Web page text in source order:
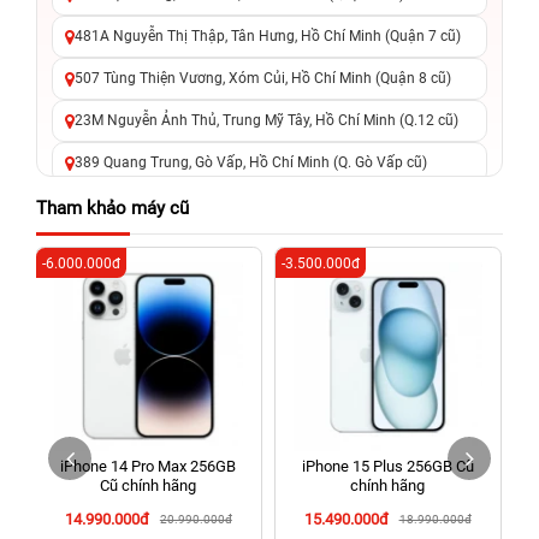
481A Nguyễn Thị Thập, Tân Hưng, Hồ Chí Minh (Quận 7 cũ)
507 Tùng Thiện Vương, Xóm Củi, Hồ Chí Minh (Quận 8 cũ)
23M Nguyễn Ảnh Thủ, Trung Mỹ Tây, Hồ Chí Minh (Q.12 cũ)
389 Quang Trung, Gò Vấp, Hồ Chí Minh (Q. Gò Vấp cũ)
625 - 625A Âu Cơ, Tân Phú, Hồ Chí Minh (Quận Tân Phú cũ)
326 Lê Văn Việt, Tăng Nhơn Phú, Hồ Chí Minh (Q.9 TP. Thủ
Đức cũ)
256 Võ Văn Ngân, Thủ Đức, Hồ Chí Minh (Bình Thọ, TP. Thủ
70 Nguyễn An Ninh, Dĩ An, Hồ Chí Minh (Bình Dương Cũ)
24h Vũng Tàu: 162A Ba Cu, Vũng Tàu, Hồ Chí Minh (TP. Vũng
Tàu cũ)
198 Hoàng Văn Thụ, Tân Sơn Nhất, Hồ Chí Minh (Tân Bình
Tham khảo máy cũ
iPhone 14 Pro Max 256GB
Cũ chính hãng
14.990.000đ
20.990.000đ
-6.000.000đ
iPhone 15 Plus 256GB Cũ
chính hãng
15.490.000đ
18.990.000đ
-3.500.000đ